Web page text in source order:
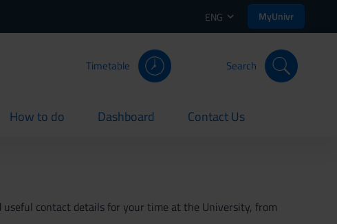
ENG MyUnivr
Timetable Search
How to do
current Dashboard
current Contact Us
current
contact details for your time at the University, from